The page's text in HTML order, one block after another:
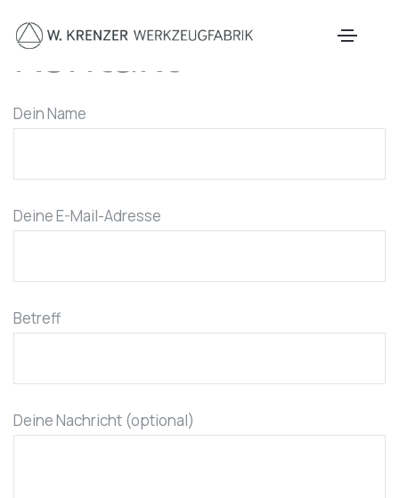
Kontakt
Dein Name
Deine E-Mail-Adresse
Betreff
Deine Nachricht (optional)